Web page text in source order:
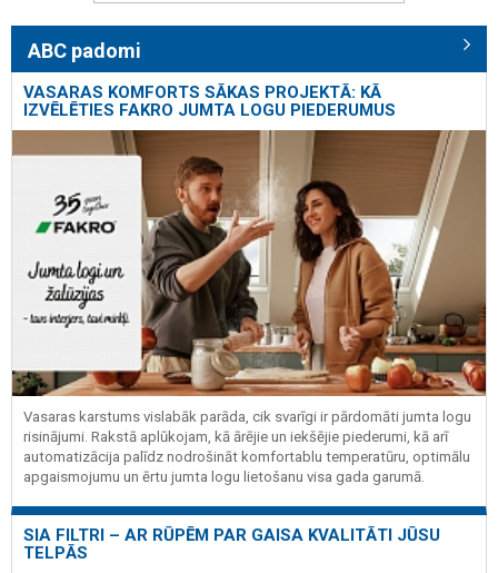
ABC padomi
VASARAS KOMFORTS SĀKAS PROJEKTĀ: KĀ
IZVĒLĒTIES FAKRO JUMTA LOGU PIEDERUMUS
Vasaras karstums vislabāk parāda, cik svarīgi ir pārdomāti jumta logu
risinājumi. Rakstā aplūkojam, kā ārējie un iekšējie piederumi, kā arī
automatizācija palīdz nodrošināt komfortablu temperatūru, optimālu
apgaismojumu un ērtu jumta logu lietošanu visa gada garumā.
SIA FILTRI – AR RŪPĒM PAR GAISA KVALITĀTI JŪSU
TELPĀS